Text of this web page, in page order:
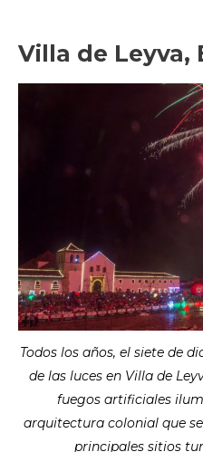
Villa de Leyva,
Todos los años, el siete de
de las luces en Villa de
fuegos artificiales
arquitectura colonial que
principales sitios